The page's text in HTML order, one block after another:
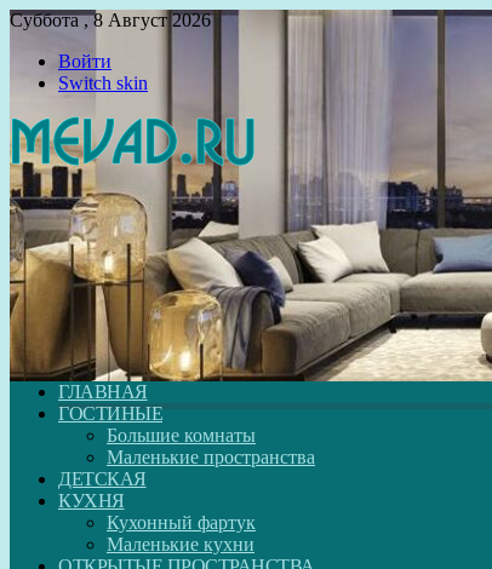
Суббота , 8 Август 2026
Войти
Switch skin
ГЛАВНАЯ
ГОСТИНЫЕ
Большие комнаты
Маленькие пространства
ДЕТСКАЯ
КУХНЯ
Кухонный фартук
Маленькие кухни